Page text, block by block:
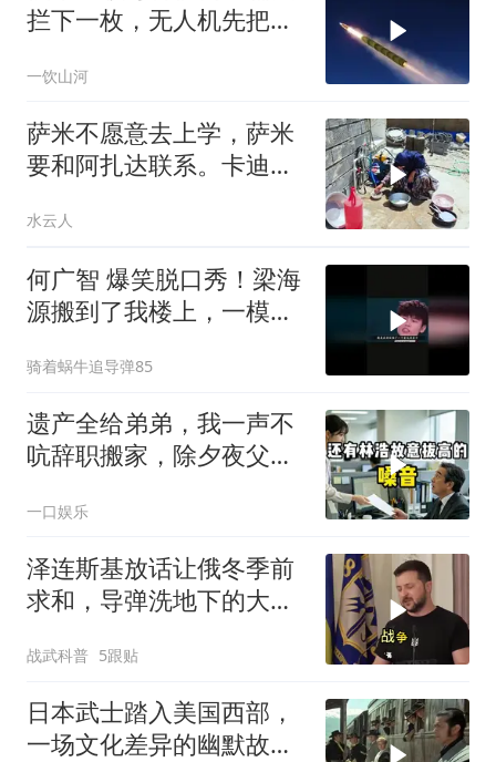
拦下一枚，无人机先把爱
秋天反攻成了笑话
一饮山河
萨米不愿意去上学，萨米
要和阿扎达联系。卡迪尔
水云人
何广智 爆笑脱口秀！梁海
源搬到了我楼上，一模一
2000，他是骑我头上了
骑着蜗牛追导弹85
遗产全给弟弟，我一声不
吭辞职搬家，除夕夜父亲
一口娱乐
泽连斯基放话让俄冬季前
求和，导弹洗地下的大饼
战武科普 5跟贴
日本武士踏入美国西部，
一场文化差异的幽默故事